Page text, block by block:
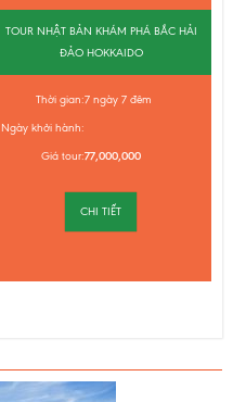
TOUR NHẬT BẢN KHÁM PHÁ BẮC HẢI
ĐẢO HOKKAIDO
Thời gian:7 ngày 7 đêm
Ngày khởi hành:
Giá tour:77,000,000
CHI TIẾT